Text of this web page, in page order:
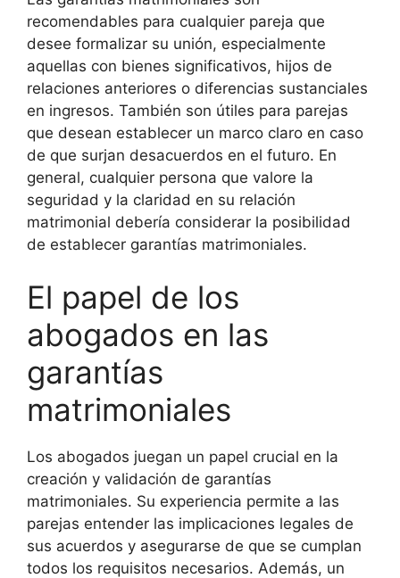
recomendables para cualquier pareja que
desee formalizar su unión, especialmente
aquellas con bienes significativos, hijos de
relaciones anteriores o diferencias sustanciales
en ingresos. También son útiles para parejas
que desean establecer un marco claro en caso
de que surjan desacuerdos en el futuro. En
general, cualquier persona que valore la
seguridad y la claridad en su relación
matrimonial debería considerar la posibilidad
de establecer garantías matrimoniales.
El papel de los
abogados en las
garantías
matrimoniales
Los abogados juegan un papel crucial en la
creación y validación de garantías
matrimoniales. Su experiencia permite a las
parejas entender las implicaciones legales de
sus acuerdos y asegurarse de que se cumplan
todos los requisitos necesarios. Además, un